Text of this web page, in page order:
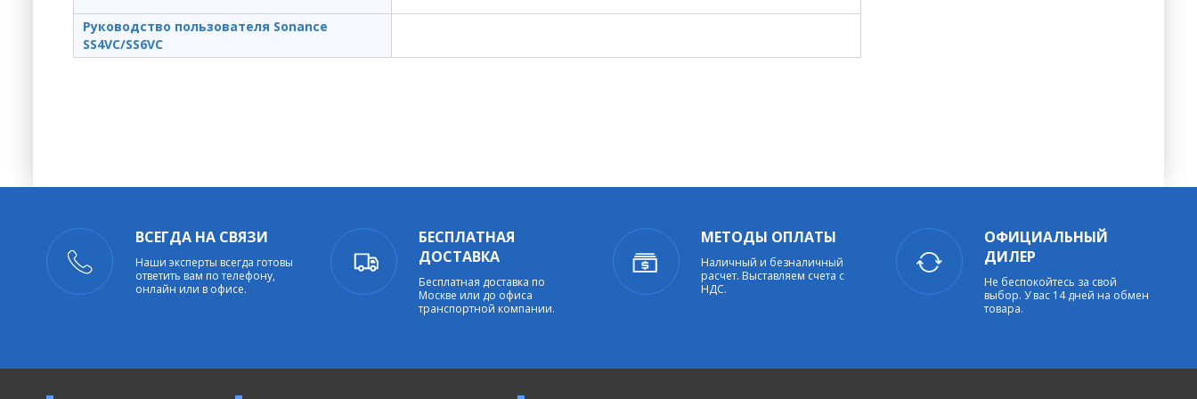
Руководство пользователя Sonance
SS4VC/SS6VC
ВСЕГДА НА СВЯЗИ
Наши эксперты всегда готовы
ответить вам по телефону,
онлайн или в офисе.
БЕСПЛАТНАЯ
ДОСТАВКА
Бесплатная доставка по
Москве или до офиса
транспортной компании.
МЕТОДЫ ОПЛАТЫ
Наличный и безналичный
расчет. Выставляем счета с
НДС.
ОФИЦИАЛЬНЫЙ
ДИЛЕР
Не беспокойтесь за свой
выбор. У вас 14 дней на обмен
товара.